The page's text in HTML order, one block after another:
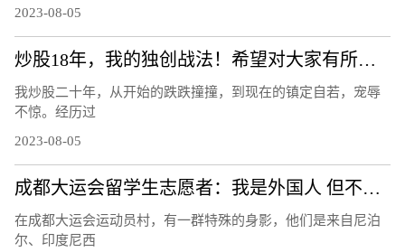
2023-08-05
炒股18年，我的独创战法！希望对大家有所帮助
我炒股二十年，从开始的跌跌撞撞，到现在的镇定自若，宠辱
不惊。经历过
2023-08-05
成都大运会留学生志愿者：我是外国人 但不是外人
在成都大运会运动员村，有一群特殊的身影，他们是来自尼泊
尔、印度尼西